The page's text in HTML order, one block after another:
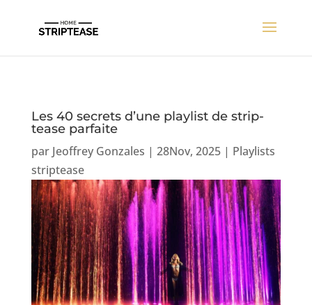
Les 40 secrets d’une playlist de strip-
tease parfaite
par Jeoffrey Gonzales | 28Nov, 2025| Playlists
striptease